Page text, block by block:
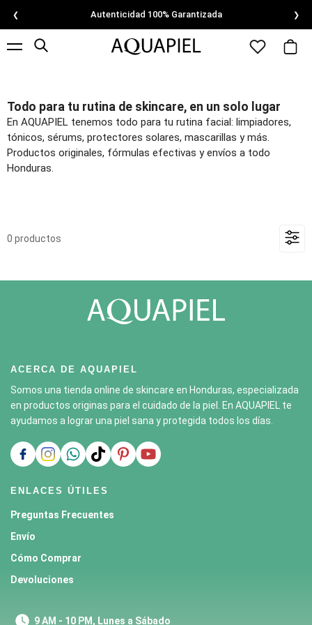
❮ ❯
Autenticidad 100% Garantizada
Todo para tu rutina de skincare, en un solo lugar
En AQUAPIEL tenemos todo para tu rutina facial: limpiadores,
tónicos, sérums, protectores solares, mascarillas y más.
Productos originales, fórmulas efectivas y envíos a todo
Honduras.
0 productos
ACERCA DE AQUAPIEL
Somos una tienda online de skincare en Honduras, especializada
en productos originas para el cuidado de la piel. En AQUAPIEL te
ayudamos a lograr una piel sana y protegida todos los días.
ENLACES ÚTILES
Preguntas Frecuentes
Envío
Cómo Comprar
Devoluciones
9 AM - 10 PM, Lunes a Sábado